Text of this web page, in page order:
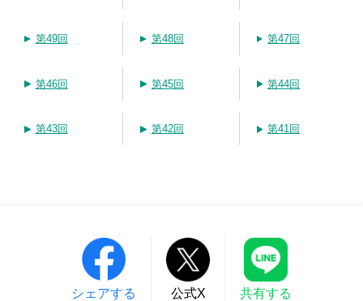
第49回 第48回 第47回
第46回 第45回 第44回
第43回 第42回 第41回
シェアする 公式X 共有する